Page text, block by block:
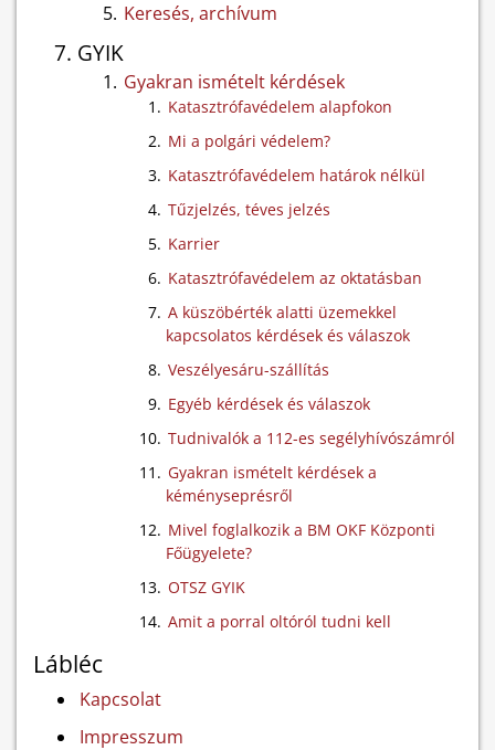
Keresés, archívum
GYIK
Gyakran ismételt kérdések
Katasztrófavédelem alapfokon
Mi a polgári védelem?
Katasztrófavédelem határok nélkül
Tűzjelzés, téves jelzés
Karrier
Katasztrófavédelem az oktatásban
A küszöbérték alatti üzemekkel
kapcsolatos kérdések és válaszok
Veszélyesáru-szállítás
Egyéb kérdések és válaszok
Tudnivalók a 112-es segélyhívószámról
Gyakran ismételt kérdések a
kéményseprésről
Mivel foglalkozik a BM OKF Központi
Főügyelete?
OTSZ GYIK
Amit a porral oltóról tudni kell
Lábléc
Kapcsolat
Impresszum